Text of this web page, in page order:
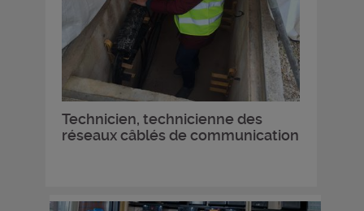
Technicien, technicienne des
réseaux câblés de communication